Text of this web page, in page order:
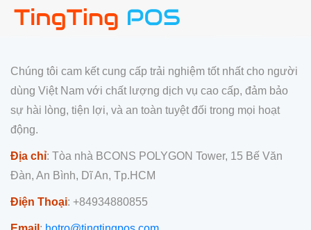
Chúng tôi cam kết cung cấp trải nghiệm tốt nhất cho người
dùng Việt Nam với chất lượng dịch vụ cao cấp, đảm bảo
sự hài lòng, tiện lợi, và an toàn tuyệt đối trong mọi hoạt
động.
Địa chỉ: Tòa nhà BCONS POLYGON Tower, 15 Bế Văn
Đàn, An Bình, Dĩ An, Tp.HCM
Điện Thoại: +84934880855